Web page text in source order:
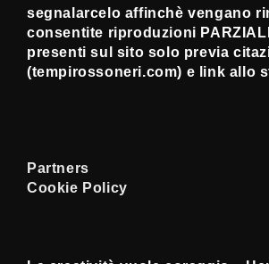
segnalarcelo affinchè vengano
consentite riproduzioni
presenti sul sito solo previa
(tempirossoneri.com) e link allo
Partners
Cookie Policy